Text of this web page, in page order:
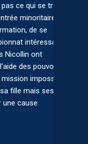
ce qui se trame
minoritaire au
de se
intéressant,
Nicollin ont
des pouvoirs
impossible !
fille mais ses fils
cause